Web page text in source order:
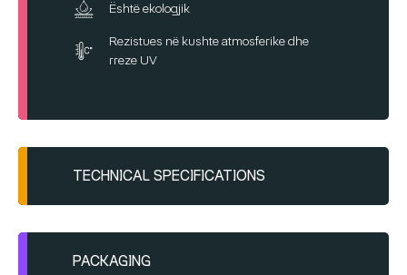
Është ekologjik
Rezistues në kushte atmosferike dhe
rreze UV
TECHNICAL SPECIFICATIONS
me rrafshues plastik
PACKAGING